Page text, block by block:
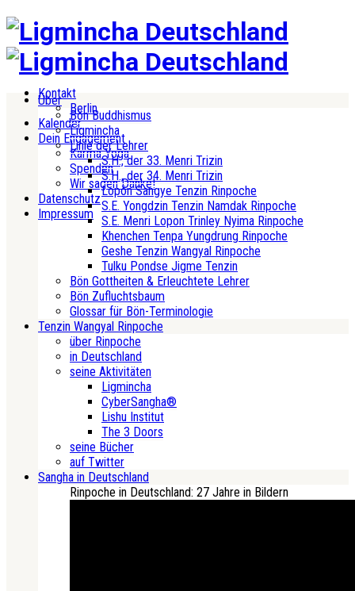
Kontakt
Berlin
Kalender
Dein Engagement
Karma Yoga
Spenden
Wir sagen Danke!
Datenschutz
Impressum
Über
Bön Buddhismus
Ligmincha
Linie der Lehrer
S.H., der 33. Menri Trizin
S.H., der 34. Menri Trizin
Lopön Sangye Tenzin Rinpoche
S.E. Yongdzin Tenzin Namdak Rinpoche
S.E. Menri Lopon Trinley Nyima Rinpoche
Khenchen Tenpa Yungdrung Rinpoche
Geshe Tenzin Wangyal Rinpoche
Tulku Pondse Jigme Tenzin
Bön Gottheiten & Erleuchtete Lehrer
Bön Zufluchtsbaum
Glossar für Bön-Terminologie
Tenzin Wangyal Rinpoche
über Rinpoche
in Deutschland
seine Aktivitäten
Ligmincha
CyberSangha®
Lishu Institut
The 3 Doors
seine Bücher
auf Twitter
Sangha in Deutschland
Rinpoche in Deutschland: 27 Jahre in Bildern